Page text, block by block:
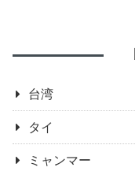
台湾
タイ
ミャンマー